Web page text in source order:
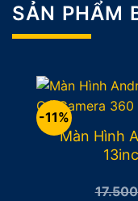
SẢN PHẨM
-11%
Màn Hình